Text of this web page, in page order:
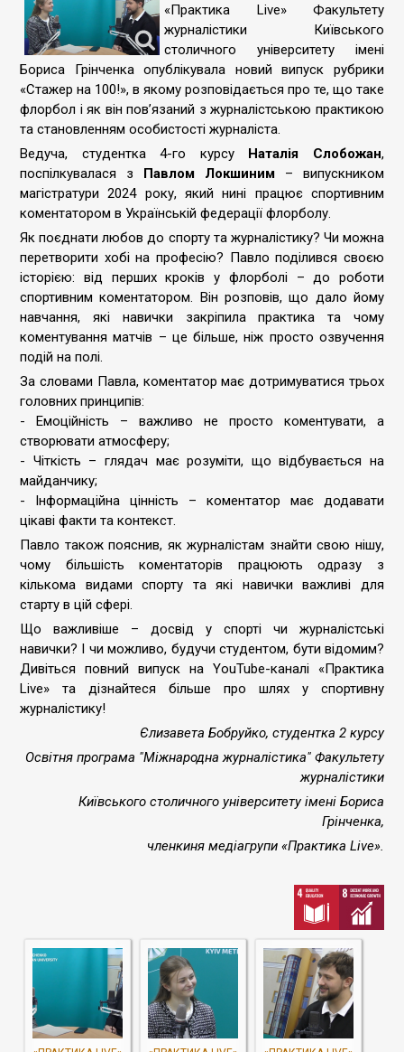
«Практика Live» Факультету
журналістики Київського
столичного університету імені
Бориса Грінченка опублікувала новий випуск рубрики
«Стажер на 100!», в якому розповідається про те, що таке
флорбол і як він пов’язаний з журналістською практикою
та становленням особистості журналіста.
Ведуча, студентка 4-го курсу Наталія Слобожан,
поспілкувалася з Павлом Локшиним – випускником
магістратури 2024 року, який нині працює спортивним
коментатором в Українській федерації флорболу.
Як поєднати любов до спорту та журналістику? Чи можна
перетворити хобі на професію? Павло поділився своєю
історією: від перших кроків у флорболі – до роботи
спортивним коментатором. Він розповів, що дало йому
навчання, які навички закріпила практика та чому
коментування матчів – це більше, ніж просто озвучення
подій на полі.
За словами Павла, коментатор має дотримуватися трьох
головних принципів:
- Емоційність – важливо не просто коментувати, а
створювати атмосферу;
- Чіткість – глядач має розуміти, що відбувається на
майданчику;
- Інформаційна цінність – коментатор має додавати
цікаві факти та контекст.
Павло також пояснив, як журналістам знайти свою нішу,
чому більшість коментаторів працюють одразу з
кількома видами спорту та які навички важливі для
старту в цій сфері.
Що важливіше – досвід у спорті чи журналістські
навички? І чи можливо, будучи студентом, бути відомим?
Дивіться повний випуск на YouTube-каналі «Практика
Live» та дізнайтеся більше про шлях у спортивну
журналістику!
Єлизавета Бобруйко, студентка 2 курсу
Освітня програма "Міжнародна журналістика" Факультету
журналістики
Київського столичного університету імені Бориса
Грінченка,
членкиня медіагрупи «Практика Live».